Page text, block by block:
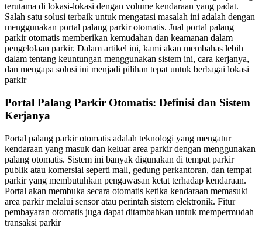
terutama di lokasi-lokasi dengan volume kendaraan yang padat.
Salah satu solusi terbaik untuk mengatasi masalah ini adalah dengan
menggunakan portal palang parkir otomatis. Jual portal palang
parkir otomatis memberikan kemudahan dan keamanan dalam
pengelolaan parkir. Dalam artikel ini, kami akan membahas lebih
dalam tentang keuntungan menggunakan sistem ini, cara kerjanya,
dan mengapa solusi ini menjadi pilihan tepat untuk berbagai lokasi
parkir
Portal Palang Parkir Otomatis: Definisi dan Sistem
Kerjanya
Portal palang parkir otomatis adalah teknologi yang mengatur
kendaraan yang masuk dan keluar area parkir dengan menggunakan
palang otomatis. Sistem ini banyak digunakan di tempat parkir
publik atau komersial seperti mall, gedung perkantoran, dan tempat
parkir yang membutuhkan pengawasan ketat terhadap kendaraan.
Portal akan membuka secara otomatis ketika kendaraan memasuki
area parkir melalui sensor atau perintah sistem elektronik. Fitur
pembayaran otomatis juga dapat ditambahkan untuk mempermudah
transaksi parkir